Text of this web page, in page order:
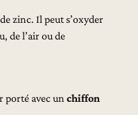
zinc. Il peut s’oxyder
de l’air ou de
porté avec un chiffon